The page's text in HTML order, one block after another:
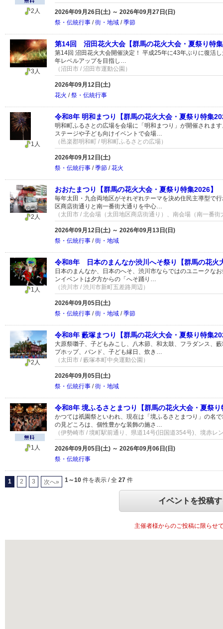
2026年09月26日(土) ～ 2026年09月27日(日)
祭・伝統行事 /街・地域 /季節
2人
第14回 沼田花火大会【群馬の花火大会・夏祭り特
第14回 沼田花火大会開催決定！ 平成25年に43年ぶりに復活
年レベルアップを目指し…
（沼田市 / 沼田市運動公園）
2026年09月12日(土)
花火 /祭・伝統行事
3人
令和8年 明和まつり【群馬の花火大会・夏祭り特集
明和町ふるさとの広場を会場に「明和まつり」が開催されま
ステージや子ども向けイベントで会場…
（邑楽郡明和町 / 明和町ふるさとの広場）
2026年09月12日(土)
祭・伝統行事 /季節 /花火
1人
おおたまつり【群馬の花火大会・夏祭り特集2026】
毎年太田・九合両地区がそれぞれテーマを決め住民主導型で
区商店街通りと南一番街大通りを中心…
（太田市 / 北会場（太田地区商店街通り）、南会場（南一番街
2026年09月12日(土) ～ 2026年09月13日(日)
祭・伝統行事 /街・地域
2人
令和8年 日本のまんなか渋川へそ祭り【群馬の花火
日本のまんなか、日本のへそ、渋川市ならではのユニークな
ンイベントは夕方からの「へそ踊り…
（渋川市 / 渋川市新町五差路周辺）
2026年09月05日(土)
祭・伝統行事 /街・地域 /季節
1人
令和8年 藪塚まつり【群馬の花火大会・夏祭り特集
大原祭囃子、子どもみこし、八木節、和太鼓、フラダンス、
プホップ、バンド、子ども縁日、炊き…
（太田市 / 藪塚本町中央運動公園）
2026年09月05日(土)
祭・伝統行事 /街・地域
2人
令和8年 境ふるさとまつり【群馬の花火大会・夏祭
かつては祇園祭といわれ、現在は「境ふるさとまつり」の名
の見どころは、個性豊かな装飾の施さ…
（伊勢崎市 / 境町駅前通り、県道14号(旧国道354号)、境赤レ
2026年09月05日(土) ～ 2026年09月06日(日)
祭・伝統行事
1人
1 2 3 次へ» 1～10 件を表示 / 全 27 件
イベントを投稿
主催者様からのご投稿に限らせ